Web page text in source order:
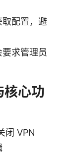
配置，避
求管理员
核心功
闭 VPN